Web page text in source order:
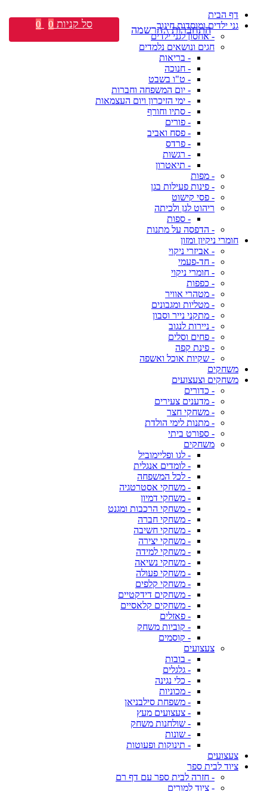
דף הבית
גני ילדים ומוסדות חינוך
- אחסון לגני ילדים
חגים ונושאים נלמדים
- בריאות
- חנוכה
- ט"ו בשבט
- יום המשפחה וחברות
- ימי הזיכרון ויום העצמאות
- סתיו וחורף
- פורים
- פסח ואביב
- פרדס
- רגשות
- תיאטרון
- מפות
- פינות פעילות בגן
- פסי קישוט
ריהוט לגן ולכיתה
- ספות
- הדפסה על מתנות
חומרי ניקיון ומזון
- אביזרי ניקוי
- חד-פעמי
- חומרי ניקוי
- כפפות
- מטהרי אוויר
- מטליות ומגבונים
- מתקני נייר וסבון
- ניירות לנגוב
- פחים וסלים
- פינת קפה
- שקיות אוכל ואשפה
משחקים
משחקים וצעצועים
- כדורים
- מדענים צעירים
- משחקי חצר
- מתנות לימי הולדת
- ספורט ביתי
משחקים
- לגו ופליימוביל
- לומדים אנגלית
- לכל המשפחה
- משחקי אסטרטגיה
- משחקי דמיון
- משחקי הרכבות ומגנט
- משחקי חברה
- משחקי חשיבה
- משחקי יצירה
- משחקי למידה
- משחקי נשיאה
- משחקי פעולה
- משחקי קלפים
- משחקים דידקטיים
- משחקים קלאסיים
- פאזלים
- קוביות משחק
- קוסמים
צעצועים
- בובות
- גלגלים
- כלי נגינה
- מכוניות
- משפחת סילבניאן
- צעצועים מעץ
- שולחנות משחק
- שונות
- תינוקות ופעוטות
צעצועים
ציוד לבית ספר
- חזרה לבית ספר עם דף רם
- ציוד למורים
התחברות \ הרשמה סל קניות 0
0